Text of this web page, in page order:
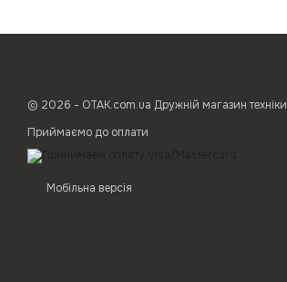
© 2026 - ОТАК.com.ua Дружній магазин техніки
Приймаємо до оплати
Мобільна версія